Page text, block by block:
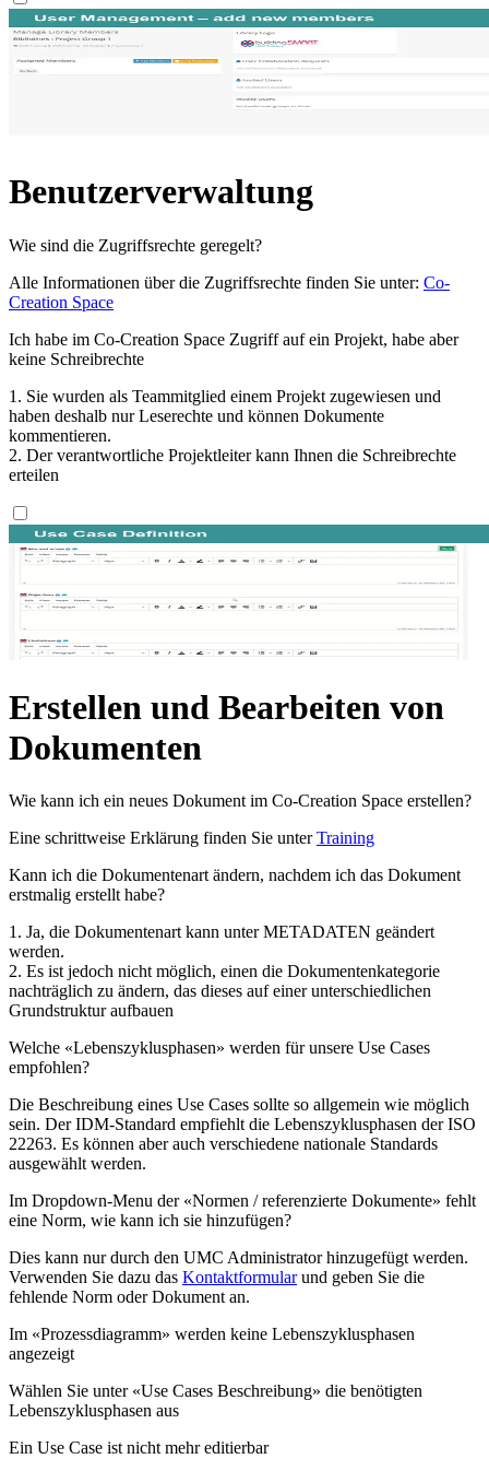
Benutzerverwaltung
Wie sind die Zugriffsrechte geregelt?
Alle Informationen über die Zugriffsrechte finden Sie unter: Co-
Creation Space
Ich habe im Co-Creation Space Zugriff auf ein Projekt, habe aber
keine Schreibrechte
1. Sie wurden als Teammitglied einem Projekt zugewiesen und
haben deshalb nur Leserechte und können Dokumente
kommentieren.
2. Der verantwortliche Projektleiter kann Ihnen die Schreibrechte
erteilen
Erstellen und Bearbeiten von
Dokumenten
Wie kann ich ein neues Dokument im Co-Creation Space erstellen?
Eine schrittweise Erklärung finden Sie unterTraining
Kann ich die Dokumentenart ändern, nachdem ich das Dokument
erstmalig erstellt habe?
1. Ja, die Dokumentenart kann unter METADATEN geändert
werden.
2. Es ist jedoch nicht möglich, einen die Dokumentenkategorie
nachträglich zu ändern, das dieses auf einer unterschiedlichen
Grundstruktur aufbauen
Welche «Lebenszyklusphasen» werden für unsere Use Cases
empfohlen?
Die Beschreibung eines Use Cases sollte so allgemein wie möglich
sein. Der IDM-Standard empfiehlt die Lebenszyklusphasen der ISO
22263. Es können aber auch verschiedene nationale Standards
ausgewählt werden.
Im Dropdown-Menu der «Normen / referenzierte Dokumente» fehlt
eine Norm, wie kann ich sie hinzufügen?
Dies kann nur durch den UMC Administrator hinzugefügt werden.
Verwenden Sie dazu das Kontaktformularund geben Sie die
fehlende Norm oder Dokument an.
Im «Prozessdiagramm» werden keine Lebenszyklusphasen
angezeigt
Wählen Sie unter «Use Cases Beschreibung» die benötigten
Lebenszyklusphasen aus
Ein Use Case ist nicht mehr editierbar